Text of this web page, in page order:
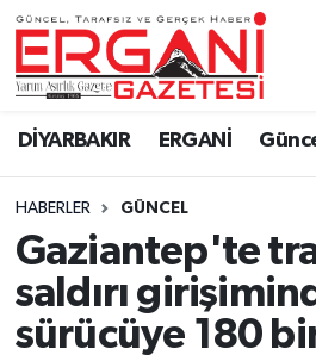
DİYARBAKIR ERGANİ
HABERLER GÜNCEL
Gaziantep'te
saldırı
sürücüye 180
DİYARBAKIR
BİSMİL
BAĞLAR
ERGANİ
Güncel
Eği̇ti̇m
Resmi İlanlar
Ergani Nöbetçi Eczaneler
Ergani Hava Durumu
Ergani Trafik Yoğunluk
Süper Lig Puan Durumu ve
Tüm Manşetler